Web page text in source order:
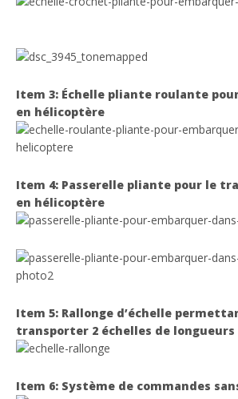
Item 3: Échelle pliante roulante
en hélicoptère
Item 4: Passerelle pliante pour le
en hélicoptère
Item 5: Rallonge d’échelle
transporter 2 échelles de
Item 6: Système de commandes